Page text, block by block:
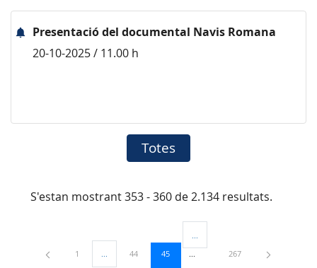
Presentació del documental Navis Romana
20-10-2025 / 11.00 h
Totes
S'estan mostrant 353 - 360 de 2.134 resultats.
Pàgina
1 ...Pàgines intermèdies Utilitzeu TAB per navegar.
Pàgina
44 Pàgina
45
Pàgines intermèdies Utilitzeu
Pàgina
267